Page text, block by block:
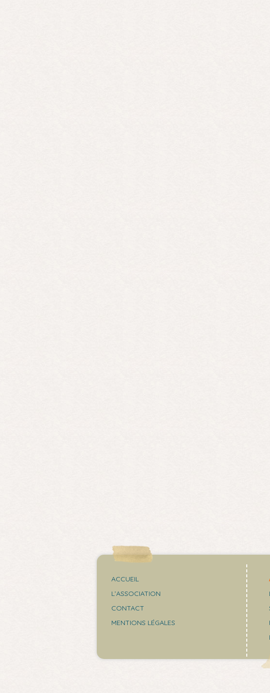
ACCUEIL
L’ASSOCIATION
CONTACT
MENTIONS LÉGALES